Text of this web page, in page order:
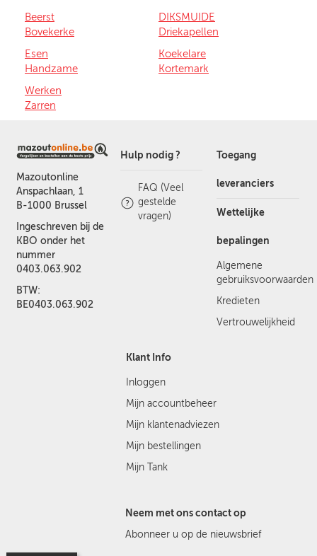
Beerst
Bovekerke
DIKSMUIDE
Driekapellen
Esen
Handzame
Koekelare
Kortemark
Werken
Zarren
Mazoutonline
Anspachlaan, 1
B-1000 Brussel
Ingeschreven bij de
KBO onder het
nummer
0403.063.902
BTW:
BE0403.063.902
Hulp nodig ?
FAQ (Veel
gestelde
vragen)
Toegang
leveranciers
Wettelijke
bepalingen
Algemene
gebruiksvoorwaarden
Kredieten
Vertrouwelijkheid
Klant Info
Inloggen
Mijn accountbeheer
Mijn klantenadviezen
Mijn bestellingen
Mijn Tank
Neem met ons contact op
Abonneer u op de nieuwsbrief